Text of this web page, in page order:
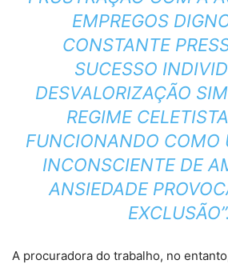
EMPREGOS
CONSTANTE
SUCESSO
DESVALORIZAÇÃO
REGIME
FUNCIONANDO COMO
INCONSCIENTE DE
ANSIEDADE
EXCLUSÃO”.
A procuradora do trabalho, no